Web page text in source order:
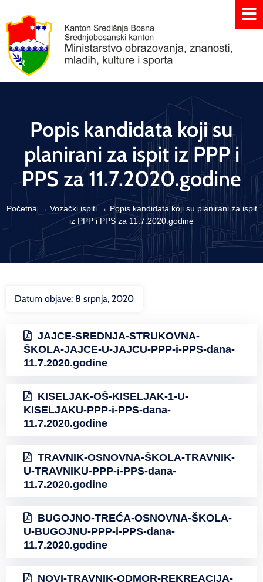
Popis kandidata koji su
planirani za ispit iz PPP i
PPS za 11.7.2020.godine
Početna→ Vozački ispiti→ Popis kandidata koji su planirani za ispit
iz PPP i PPS za 11.7.2020.godine
Datum objave: 8 srpnja, 2020
JAJCE-SREDNJA-STRUKOVNA-
ŠKOLA-JAJCE-U-JAJCU-PPP-i-PPS-dana-
11.7.2020.godine
KISELJAK-OŠ-KISELJAK-1-U-
KISELJAKU-PPP-i-PPS-dana-
11.7.2020.godine
TRAVNIK-OSNOVNA-ŠKOLA-TRAVNIK-
U-TRAVNIKU-PPP-i-PPS-dana-
11.7.2020.godine
BUGOJNO-TREĆA-OSNOVNA-ŠKOLA-
U-BUGOJNU-PPP-i-PPS-dana-
11.7.2020.godine
NOVI-TRAVNIK-ODMOR-REKREACIJA-